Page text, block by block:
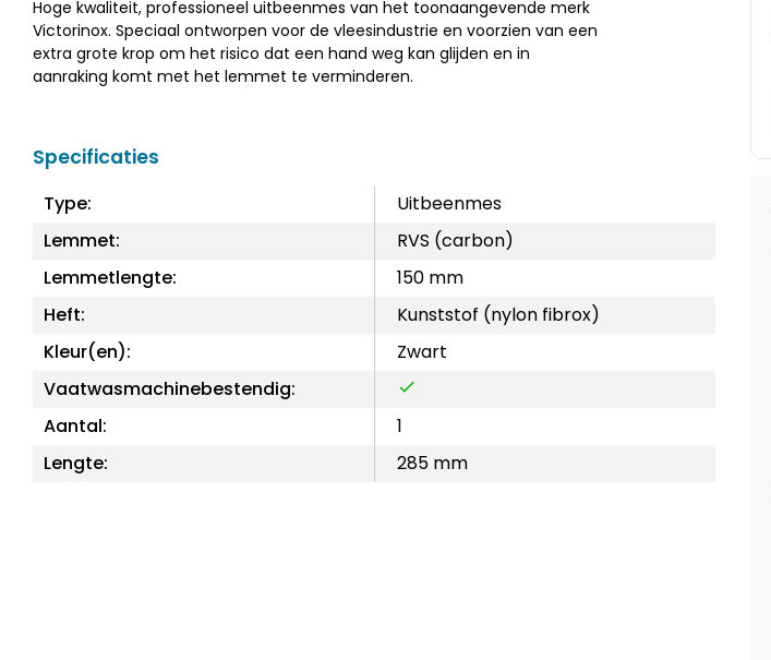
Hoge kwaliteit, professioneel uitbeenmes van het toonaangevende merk
Victorinox. Speciaal ontworpen voor de vleesindustrie en voorzien van een
extra grote krop om het risico dat een hand weg kan glijden en in
aanraking komt met het lemmet te verminderen.
Specificaties
Type:
Uitbeenmes
Lemmet:
RVS (carbon)
Lemmetlengte:
150 mm
Heft:
Kunststof (nylon fibrox)
Kleur(en):
Zwart
Vaatwasmachinebestendig:
Aantal:
1
Lengte:
285 mm